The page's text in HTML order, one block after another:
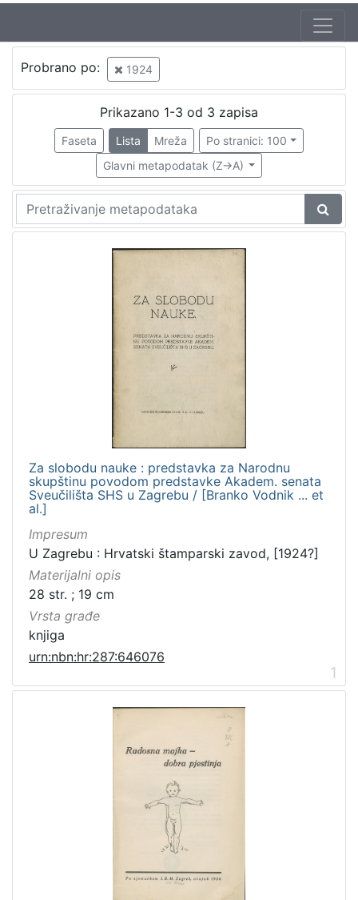
Jezik
hrvatski
Nakladnička
cjelina
Knjige za djecu i mladež
Knjige za djecu i mladež
Probrano po: 1924
Prikazano 1-3 od 3 zapisa
Faseta Lista Mreža
Po stranici: 100
Glavni metapodatak (Z->A)
Za slobodu nauke : predstavka za Narodnu
skupštinu povodom predstavke Akadem. senata
Sveučilišta SHS u Zagrebu / [Branko Vodnik ... et
al.]
Impresum
U Zagrebu : Hrvatski štamparski zavod, [1924?]
Materijalni opis
28 str. ; 19 cm
Vrsta građe
knjiga
urn:nbn:hr:287:646076
1